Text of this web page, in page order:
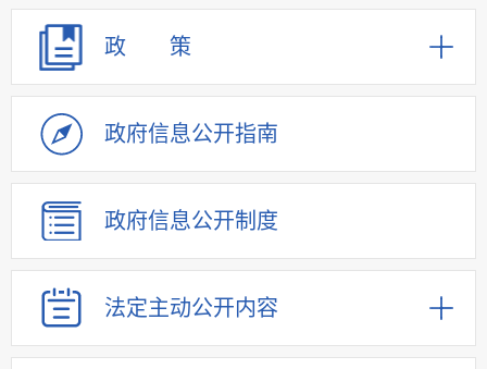
政 策
政府信息公开指南
政府信息公开制度
法定主动公开内容